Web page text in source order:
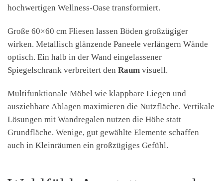
hochwertigen Wellness-Oase transformiert.
Große 60×60 cm Fliesen lassen Böden großzügiger
wirken. Metallisch glänzende Paneele verlängern Wände
optisch. Ein halb in der Wand eingelassener
Spiegelschrank verbreitert den Raum visuell.
Multifunktionale Möbel wie klappbare Liegen und
ausziehbare Ablagen maximieren die Nutzfläche. Vertikale
Lösungen mit Wandregalen nutzen die Höhe statt
Grundfläche. Wenige, gut gewählte Elemente schaffen
auch in Kleinräumen ein großzügiges Gefühl.